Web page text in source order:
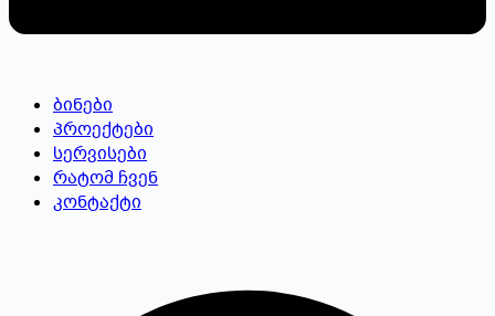
ბინები
პროექტები
სერვისები
რატომ ჩვენ
კონტაქტი